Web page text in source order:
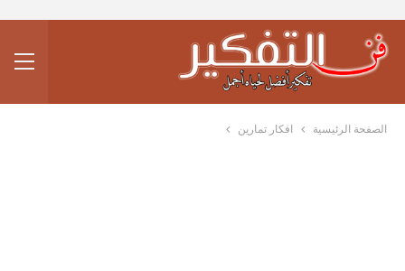
الصفحة الرئيسية افكار تمارين